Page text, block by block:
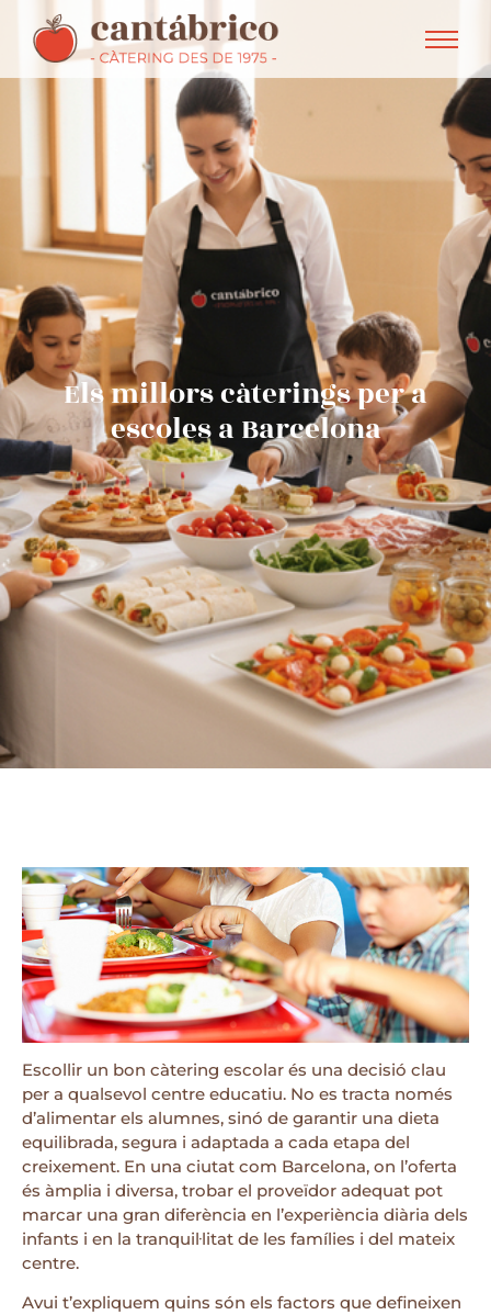
Els millors càterings per a
escoles a Barcelona
Escollir un bon càtering escolar és una decisió clau
per a qualsevol centre educatiu. No es tracta només
d’alimentar els alumnes, sinó de garantir una dieta
equilibrada, segura i adaptada a cada etapa del
creixement. En una ciutat com Barcelona, on l’oferta
és àmplia i diversa, trobar el proveïdor adequat pot
marcar una gran diferència en l’experiència diària dels
infants i en la tranquil·litat de les famílies i del mateix
centre.
Avui t’expliquem quins són els factors que defineixen